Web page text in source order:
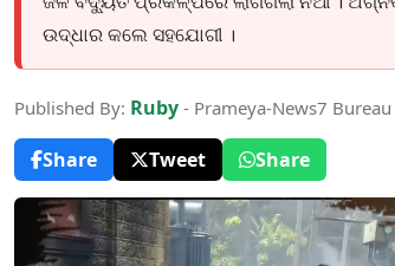
ଉଦ୍ଧାର କଲେ ସହଯୋଗୀ ।
Published By: Ruby - Prameya-News7
Share
Tweet Share